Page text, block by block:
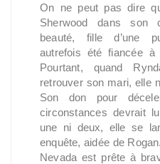
On ne peut pas dire
Sherwood dans son
beauté, fille d’une
autrefois été fiancée
Pourtant, quand
retrouver son mari, elle
Son don pour
circonstances devrait
une ni deux, elle se
enquête, aidée de
Nevada est prête à